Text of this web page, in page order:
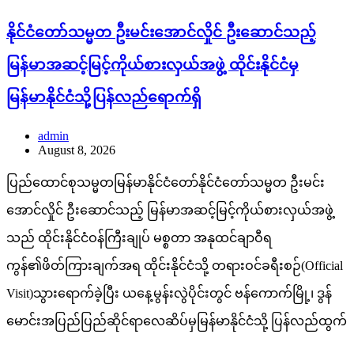
နိုင်ငံတော်သမ္မတ ဦးမင်းအောင်လှိုင် ဦးဆောင်သည့်
မြန်မာအဆင့်မြင့်ကိုယ်စားလှယ်အဖွဲ့ ထိုင်းနိုင်ငံမှ
မြန်မာနိုင်ငံသို့ပြန်လည်ရောက်ရှိ
admin
August 8, 2026
ပြည်ထောင်စုသမ္မတမြန်မာနိုင်ငံတော်နိုင်ငံတော်သမ္မတ ဦးမင်း
အောင်လှိုင် ဦးဆောင်သည့် မြန်မာအဆင့်မြင့်ကိုယ်စားလှယ်အဖွဲ့
သည် ထိုင်းနိုင်ငံဝန်ကြီးချုပ် မစ္စတာ အနုထင်ချာဝီရ
ကွန်၏ဖိတ်ကြားချက်အရ ထိုင်းနိုင်ငံသို့ တရားဝင်ခရီးစဉ်(Official
Visit)သွားရောက်ခဲ့ပြီး ယနေ့မွန်းလွဲပိုင်းတွင် ဗန်ကောက်မြို့၊ ဒွန်
မောင်းအပြည်ပြည်ဆိုင်ရာလေဆိပ်မှမြန်မာနိုင်ငံသို့ ပြန်လည်ထွက်